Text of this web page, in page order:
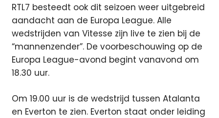
RTL7 besteedt ook dit seizoen weer uitgebreid
aandacht aan de Europa League. Alle
wedstrijden van Vitesse zijn live te zien bij de
“mannenzender”. De voorbeschouwing op de
Europa League-avond begint vanavond om
18.30 uur.
Om 19.00 uur is de wedstrijd tussen Atalanta
en Everton te zien. Everton staat onder leiding